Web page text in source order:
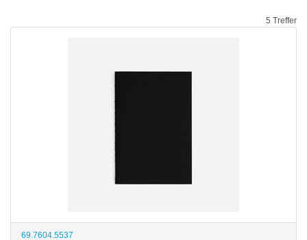
5 Treffer
69.7604.5537